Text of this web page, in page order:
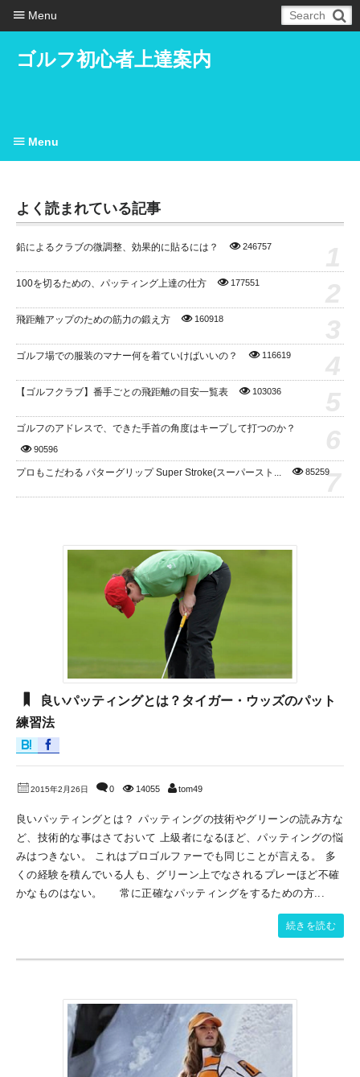
ゴルフ初心者上達案内
よく読まれている記事
鉛によるクラブの微調整、効果的に貼るには？ 246757
100を切るための、パッティング上達の仕方 177551
飛距離アップのための筋力の鍛え方 160918
ゴルフ場での服装のマナー何を着ていけばいいの？ 116619
【ゴルフクラブ】番手ごとの飛距離の目安一覧表 103036
ゴルフのアドレスで、できた手首の角度はキープして打つのか？
90596
プロもこだわる パターグリップ Super Stroke(スーパースト... 85259
7
良いパッティングとは？タイガー・ウッズのパット
練習法
2015年2月26日 0 14055 tom49
良いパッティングとは？ パッティングの技術やグリーンの読み方な
ど、技術的な事はさておいて 上級者になるほど、パッティングの悩
みはつきない。 これはプロゴルファーでも同じことが言える。 多
くの経験を積んでいる人も、グリーン上でなされるプレーほど不確
かなものはない。 常に正確なパッティングをするための方...
続きを読む
Menu
Menu